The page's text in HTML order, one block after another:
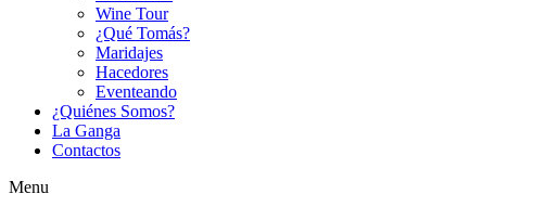
Wine Tour
¿Qué Tomás?
Maridajes
Hacedores
Eventeando
¿Quiénes Somos?
La Ganga
Contactos
Menu